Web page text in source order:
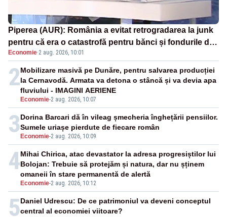
Piperea (AUR): România a evitat retrogradarea la junk
pentru că era o catastrofă pentru bănci și fondurile de
pensii
Economie·2 aug. 2026, 10:01
2
Economie-2 aug. 2026, 10:07
Mobilizare masivă pe Dunăre, pentru salvarea producției
la Cernavodă. Armata va detona o stâncă și va devia apa
fluviului - IMAGINI AERIENE
3Economie-2 aug. 2026, 10:09
Dorina Barcari dă în vileag șmecheria înghețării pensiilor.
Sumele uriașe pierdute de fiecare român
4
Economie-2 aug. 2026, 10:12
Mihai Chirica, atac devastator la adresa progresiștilor lui
Bolojan: Trebuie să protejăm și natura, dar nu șținem
omaneii în stare permanentă de alertă
5Daniel Udrescu: De ce patrimoniul va deveni conceptul
central al economiei viitoare?